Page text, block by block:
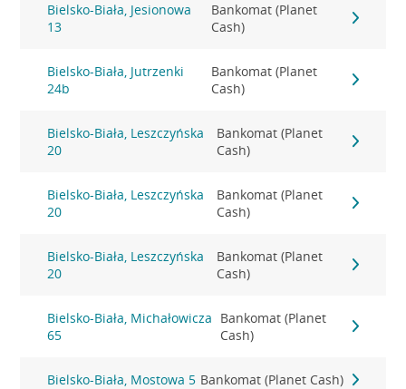
Bielsko-Biała, Jesionowa
13
Bankomat (Planet
Cash)
Bielsko-Biała, Jutrzenki
24b
Bankomat (Planet
Cash)
Bielsko-Biała, Leszczyńska
20
Bankomat (Planet
Cash)
Bielsko-Biała, Leszczyńska
20
Bankomat (Planet
Cash)
Bielsko-Biała, Leszczyńska
20
Bankomat (Planet
Cash)
Bielsko-Biała, Michałowicza
65
Bankomat (Planet
Cash)
Bielsko-Biała, Mostowa 5 Bankomat (Planet Cash)